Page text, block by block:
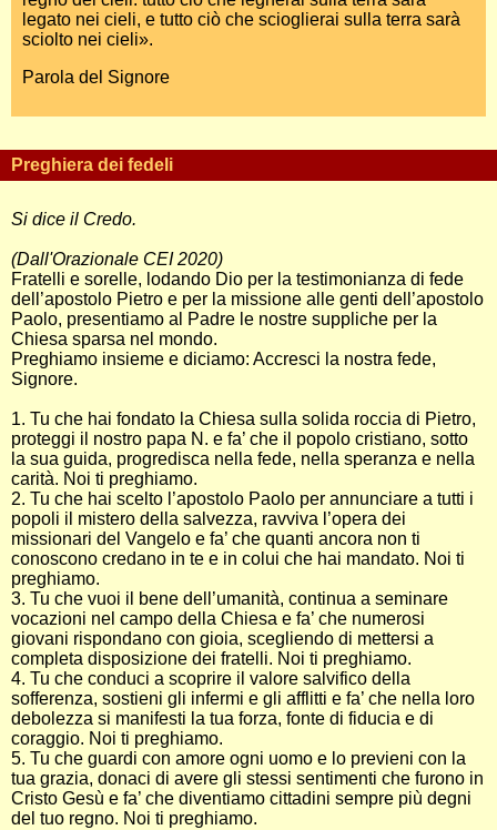
legato nei cieli, e tutto ciò che scioglierai sulla terra sarà
sciolto nei cieli».
Parola del Signore
Preghiera dei fedeli
Si dice il Credo.
(Dall'Orazionale CEI 2020)
Fratelli e sorelle, lodando Dio per la testimonianza di fede
dell’apostolo Pietro e per la missione alle genti dell’apostolo
Paolo, presentiamo al Padre le nostre suppliche per la
Chiesa sparsa nel mondo.
Preghiamo insieme e diciamo: Accresci la nostra fede,
Signore.
1. Tu che hai fondato la Chiesa sulla solida roccia di Pietro,
proteggi il nostro papa N. e fa’ che il popolo cristiano, sotto
la sua guida, progredisca nella fede, nella speranza e nella
carità. Noi ti preghiamo.
2. Tu che hai scelto l’apostolo Paolo per annunciare a tutti i
popoli il mistero della salvezza, ravviva l’opera dei
missionari del Vangelo e fa’ che quanti ancora non ti
conoscono credano in te e in colui che hai mandato. Noi ti
preghiamo.
3. Tu che vuoi il bene dell’umanità, continua a seminare
vocazioni nel campo della Chiesa e fa’ che numerosi
giovani rispondano con gioia, scegliendo di mettersi a
completa disposizione dei fratelli. Noi ti preghiamo.
4. Tu che conduci a scoprire il valore salvifico della
sofferenza, sostieni gli infermi e gli afflitti e fa’ che nella loro
debolezza si manifesti la tua forza, fonte di fiducia e di
coraggio. Noi ti preghiamo.
5. Tu che guardi con amore ogni uomo e lo previeni con la
tua grazia, donaci di avere gli stessi sentimenti che furono in
Cristo Gesù e fa’ che diventiamo cittadini sempre più degni
del tuo regno. Noi ti preghiamo.